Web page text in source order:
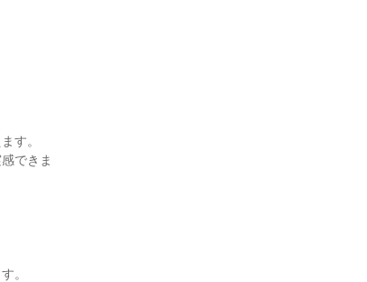
す。
できま
。